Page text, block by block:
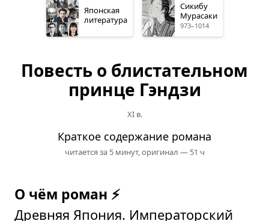
Японская
литература
Сикибу
Мурасаки
973–1014
Повесть о блистательном
принце Гэндзи
XI в.
Краткое содержание романа
читается за 5 минут,оригинал — 51 ч
О чём роман ⚡
Древняя Япония. Императорский